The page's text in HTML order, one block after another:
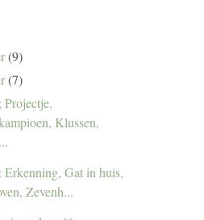
(9)
(7)
Projectje,
Klussen,
Erkenning, Gat in huis,
Zevenh...